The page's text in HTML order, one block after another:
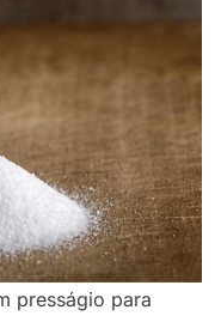
presságio para